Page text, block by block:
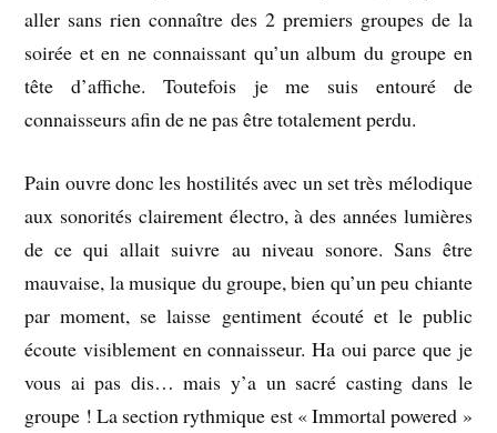
aller sans rien connaître des 2 premiers groupes de la
soirée et en ne connaissant qu’un album du groupe en
tête d’affiche. Toutefois je me suis entouré de
connaisseurs afin de ne pas être totalement perdu.
Pain ouvre donc les hostilités avec un set très mélodique
aux sonorités clairement électro, à des années lumières
de ce qui allait suivre au niveau sonore. Sans être
mauvaise, la musique du groupe, bien qu’un peu chiante
par moment, se laisse gentiment écouté et le public
écoute visiblement en connaisseur. Ha oui parce que je
vous ai pas dis… mais y’a un sacré casting dans le
groupe ! La section rythmique est « Immortal powered »